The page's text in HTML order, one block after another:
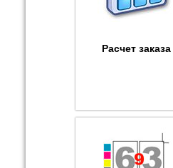
Расчет заказа